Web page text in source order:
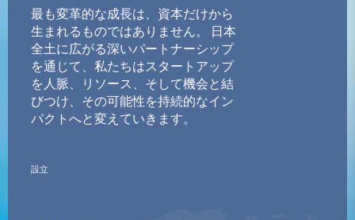
最も変革的な成長は、資本だけから
生まれるものではありません。 日本
全土に広がる深いパートナーシップ
を通じて、私たちはスタートアップ
を人脈、リソース、そして機会と結
びつけ、その可能性を持続的なイン
パクトへと変えていきます。
設立